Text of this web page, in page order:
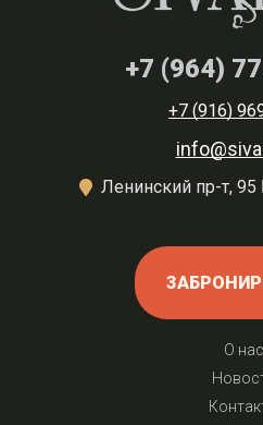
+7 (964)
+7 (916)
Ленинский пр-т,
О нас